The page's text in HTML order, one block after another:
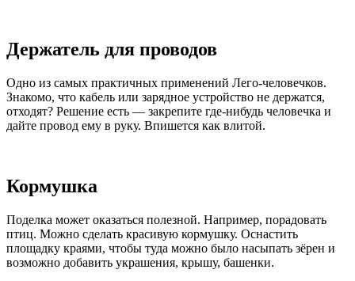
Держатель для проводов
Одно из самых практичных применений Лего-человечков.
Знакомо, что кабель или зарядное устройство не держатся,
отходят? Решение есть — закрепите где-нибудь человечка и
дайте провод ему в руку. Впишется как влитой.
Кормушка
Поделка может оказаться полезной. Например, порадовать
птиц. Можно сделать красивую кормушку. Оснастить
площадку краями, чтобы туда можно было насыпать зёрен и
возможно добавить украшения, крышу, башенки.